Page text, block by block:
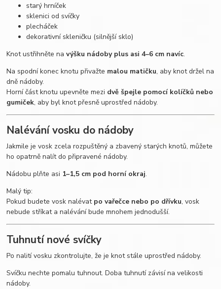
starý hrníček
sklenici od svíčky
plecháček
dekorativní skleničku (silnější sklo)
Knot ustřihněte navýšku nádoby plus asi 4–6 cm navíc.
Na spodní konec knotu přivažte malou matičku, aby knot držel na
dně nádoby.
Horní část knotu upevněte mezi dvě špejle pomocí kolíčků nebo
gumiček, aby byl knot přesně uprostřed nádoby.
Nalévání vosku do nádoby
Jakmile je vosk zcela rozpuštěný a zbavený starých knotů, můžete
ho opatrně nalít do připravené nádoby.
Nádobu plňte asi 1–1,5 cm pod horní okraj.
Malý tip:
Pokud budete vosk nalévat po vařečce nebo po dřívku, vosk
nebude stříkat a nalévání bude mnohem jednodušší.
Tuhnutí nové svíčky
Po nalití vosku zkontrolujte, že je knot stále uprostřed nádoby.
Svíčku nechte pomalu tuhnout. Doba tuhnutí závisí na velikosti
nádoby.